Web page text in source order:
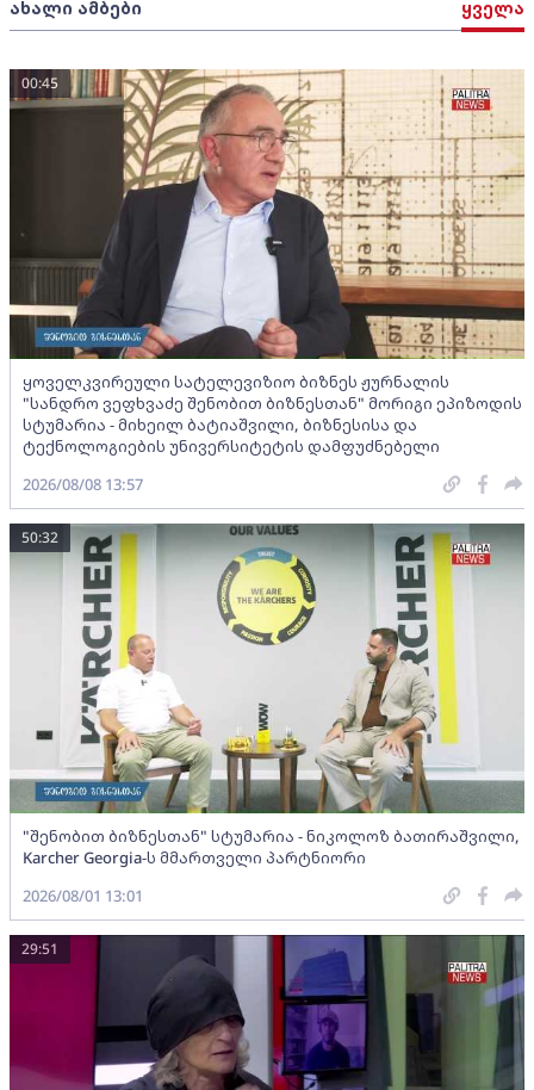
ახალი ამბები ყველა
ყოველკვირეული სატელევიზიო ბიზნეს ჟურნალის
"სანდრო ვეფხვაძე შენობით ბიზნესთან" მორიგი ეპიზოდის
სტუმარია - მიხეილ ბატიაშვილი, ბიზნესისა და
ტექნოლოგიების უნივერსიტეტის დამფუძნებელი
00:45
2026/08/08 13:57
"შენობით ბიზნესთან" სტუმარია - ნიკოლოზ ბათირაშვილი,
Karcher Georgia-ს მმართველი პარტნიორი
50:32
2026/08/01 13:01
29:51